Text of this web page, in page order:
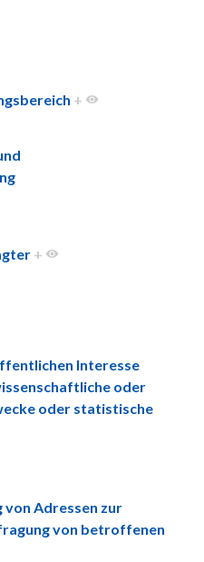
+
+
Interesse
oder
oder statistische
Adressen zur
von betroffenen